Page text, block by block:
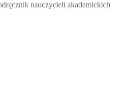
nauczycieli akademickich